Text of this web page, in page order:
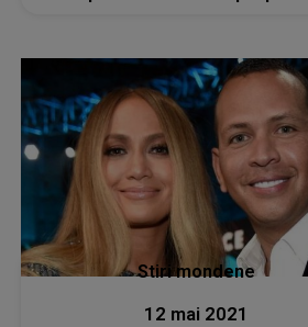
Stiri mondene
12 mai 2021